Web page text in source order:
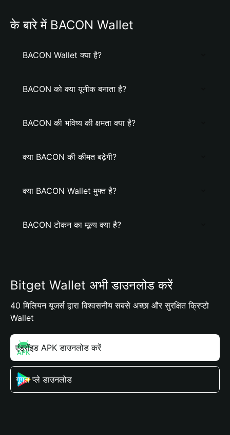
के बारे में BACON Wallet
BACON Wallet क्या है?
BACON को क्या यूनीक बनाता है?
BACON की भविष्य की क्षमता क्या है?
क्या BACON की कीमत बढ़ेगी?
क्या BACON Wallet मुफ्त है?
BACON टोकन का मूल्य क्या है?
Bitget Wallet अभी डाउनलोड करें
40 मिलियन यूजर्स द्वारा विश्वसनीय सबसे अच्छा और सुरक्षित क्रिप्टो
Wallet
एंड्रॉइड APK डाउनलोड करें
गूगल प्ले डाउनलोड